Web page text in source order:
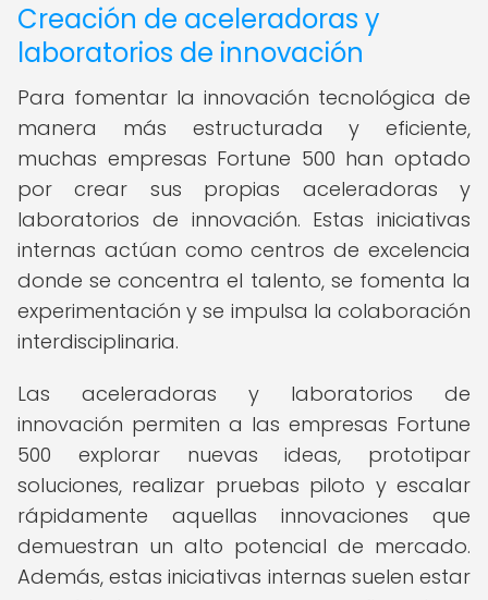
Creación de aceleradoras y
laboratorios de innovación
Para fomentar la innovación tecnológica de
manera más estructurada y eficiente,
muchas empresas Fortune 500 han optado
por crear sus propias aceleradoras y
laboratorios de innovación. Estas iniciativas
internas actúan como centros de excelencia
donde se concentra el talento, se fomenta la
experimentación y se impulsa la colaboración
interdisciplinaria.
Las aceleradoras y laboratorios de
innovación permiten a las empresas Fortune
500 explorar nuevas ideas, prototipar
soluciones, realizar pruebas piloto y escalar
rápidamente aquellas innovaciones que
demuestran un alto potencial de mercado.
Además, estas iniciativas internas suelen estar